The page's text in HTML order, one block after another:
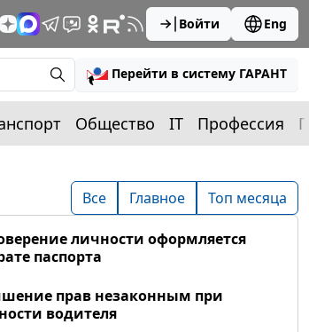
Войти Eng
Перейти в систему ГАРАНТ
Общество IT Профессия
Все Главное Топ месяца
личности оформляется
паспорта
прав незаконным при
водителя